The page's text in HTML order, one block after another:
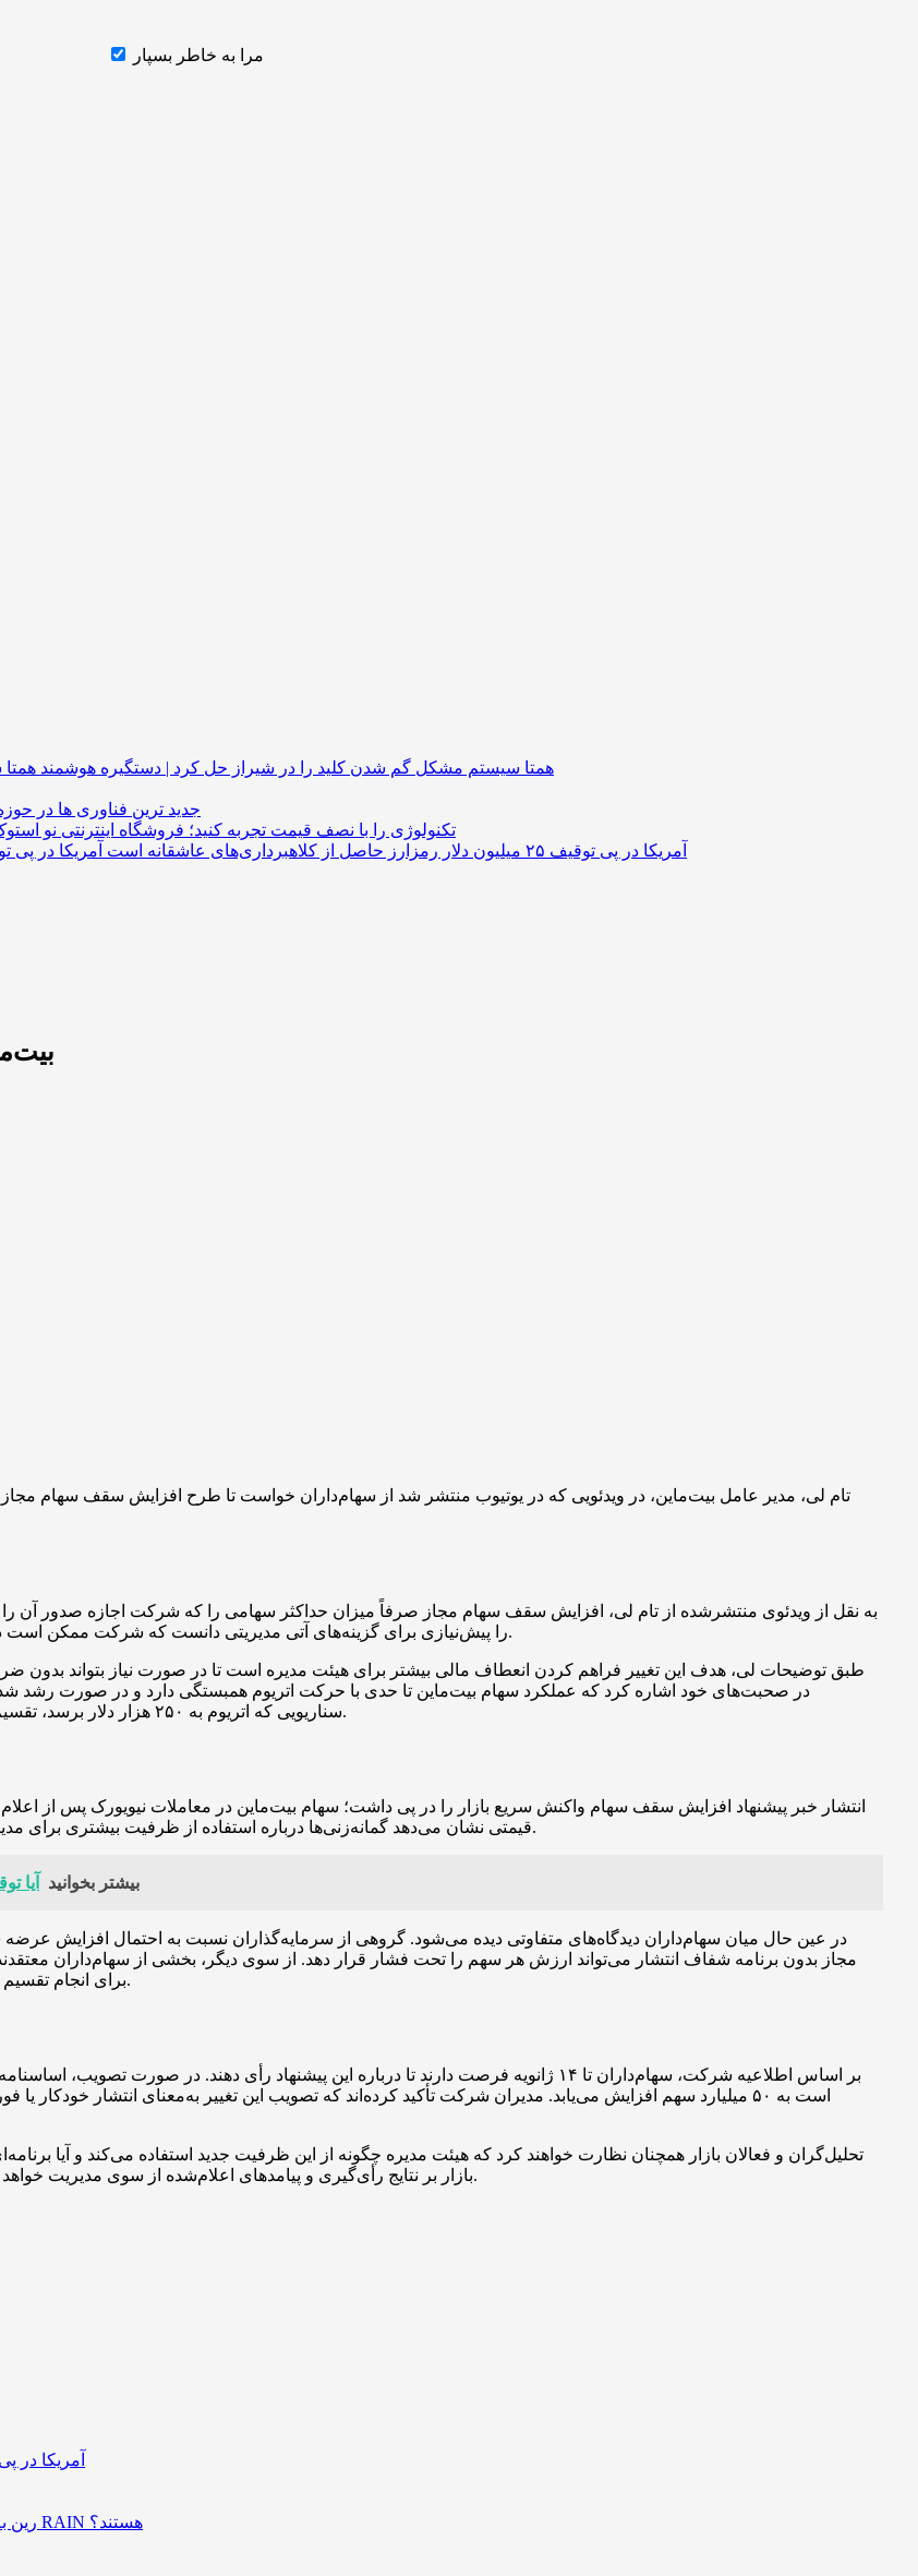
مرا به خاطر بسپار
همتا سیستم مشکل گم شدن کلید را در شیراز حل کرد | دستگیره هوشمند
جدید ترین فناوری ها در
تکنولوژی را با نصف قیمت تجربه کنید؛ فروشگاه اینترنتی نو
آمریکا در پی توقیف ۲۵ میلیون دلار رمزارز حاصل از کلاهبرداری‌های عاشقانه است
بیت‌ماین
به نقل از ویدئوی منتشرشده از تام لی، افزایش سقف سهام مجاز صرفاً میزان حداکثر سهامی را که شرکت اجازه صدور آن را
را پیش‌نیازی برای گزینه‌های آتی مدیریتی دانست که شرکت ممکن است در آینده از آن استفاده کند، از جمله تقسیم سهام یا اقدامات ادغامی-مالی دیگر.
طبق توضیحات لی، هدف این تغییر فراهم کردن انعطاف مالی بیشتر برای هیئت مدیره است تا در صورت نیاز بتواند بدون
در صحبت‌های خود اشاره کرد که عملکرد سهام بیت‌ماین تا حدی با حرکت اتریوم همبستگی دارد و در صورت رشد
سناریویی که اتریوم به ۲۵۰ هزار دلار برسد، تقسیم سهام ۱۰۰ به ۱ می‌تواند کمک کند قیمت هر سهم در حدود ۲۵ دلار باقی بماند.
قیمتی نشان می‌دهد گمانه‌زنی‌ها درباره استفاده از ظرفیت بیشتری برای مدیریت ساختار سرمایه مورد استقبال بخشی از سرمایه‌گذاران قرار گرفته است.
بیشتر بخوانید آیا
در عین حال میان سهام‌داران دیدگاه‌های متفاوتی دیده می‌شود. گروهی از سرمایه‌گذاران نسبت به احتمال افزایش
مجاز بدون برنامه شفاف انتشار می‌تواند ارزش هر سهم را تحت فشار قرار دهد. از سوی دیگر، بخشی از سهام‌داران
برای انجام تقسیم سهام و جذب سرمایه سریع‌تر تصمیم بگیرد و از مانع‌های اداری جلوگیری شود.
بر اساس اطلاعیه شرکت، سهام‌داران تا ۱۴ ژانویه فرصت دارند تا درباره این پیشنهاد رأی
است به ۵۰ میلیارد سهم افزایش می‌یابد. مدیران شرکت تأکید کرده‌اند که تصویب این تغییر به‌معنای انتشار
تحلیل‌گران و فعالان بازار همچنان نظارت خواهند کرد که هیئت مدیره چگونه از این ظرفیت جدید استفاده می‌کند و آیا
بازار بر نتایج رأی‌گیری و پیامدهای اعلام‌شده از سوی مدیریت خواهد بود؛ موضوعی که می‌تواند نوسان قیمت سهام بیت‌ماین را تحت تأثیر قرار دهد.
آمریکا در پی توقیف ۲۵ میلیون دلار رمزارز
رین به فهرست رمزارزهای ترند بازار پیوست؛ چه عواملی پشت صعود قیمت RAIN هستند؟